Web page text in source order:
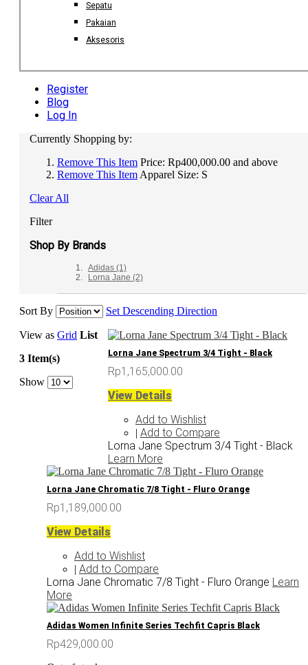
Sepatu
Pakaian
Aksesoris
Register
Blog
Log In
Currently Shopping by:
Remove This Item Price: Rp400,000.00 and above
Remove This Item Apparel Size: S
Clear All
Filter
Shop By Brands
Adidas (1)
Lorna Jane (2)
Sort By Set Descending Direction
View as Grid List
3 Item(s)
Show
Lorna Jane Spectrum 3/4 Tight - Black
Rp1,165,000.00
View Details
Add to Wishlist
| Add to Compare
Lorna Jane Spectrum 3/4 Tight - Black
Learn More
Lorna Jane Chromatic 7/8 Tight - Fluro Orange
Rp1,189,000.00
View Details
Add to Wishlist
| Add to Compare
Lorna Jane Chromatic 7/8 Tight - Fluro Orange Learn
More
Adidas Women Infinite Series Techfit Capris Black
Rp429,000.00